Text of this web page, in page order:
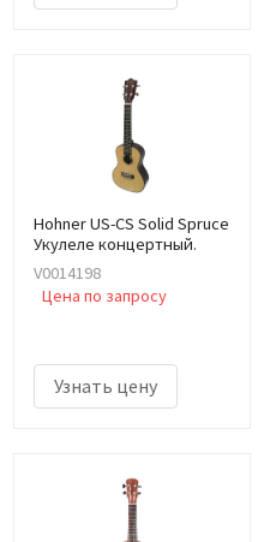
Hohner US-CS Solid Spruce
Укулеле концертный.
V0014198
Цена по запросу
Узнать цену